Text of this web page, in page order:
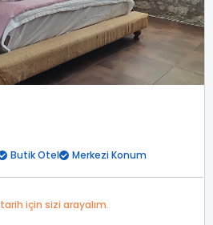
Butik Otel Merkezi Konum
için sizi arayalım.